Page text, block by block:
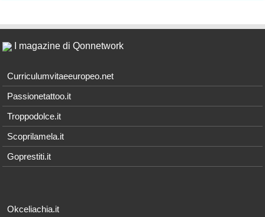
I magazine di Qonnetwork
Curriculumvitaeeuropeo.net
Passionetattoo.it
Troppodolce.it
Scoprilamela.it
Goprestiti.it
Okceliachia.it